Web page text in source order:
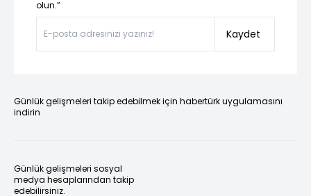
olun.”
Kaydet
Günlük gelişmeleri takip edebilmek için habertürk uygulamasını
indirin
Günlük gelişmeleri sosyal
medya hesaplarından takip
edebilirsiniz.